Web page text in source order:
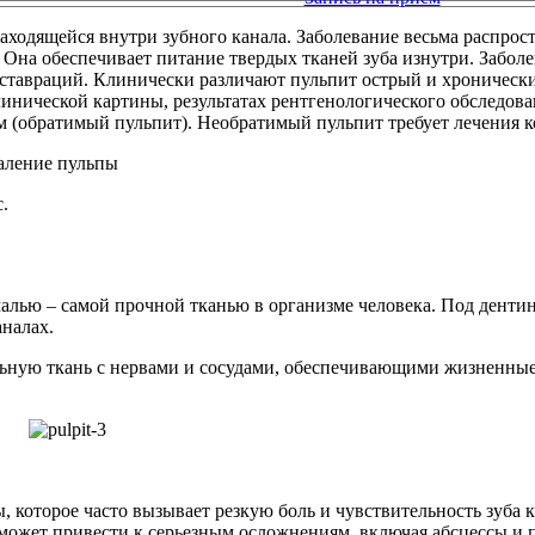
внутри зубного канала. Заболевание весьма
обеспечивает питание твердых тканей зуба изнутри.
Клинически различают пульпит острый и
картины, результатах рентгенологического
пульпит). Необратимый пульпит требует лечения
– самой прочной тканью в организме человека. Под
ткань с нервами и сосудами, обеспечивающими
часто вызывает резкую боль и чувствительность зуба